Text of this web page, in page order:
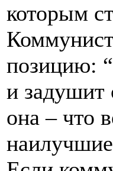
которым
позицию:
и задушит
она – что